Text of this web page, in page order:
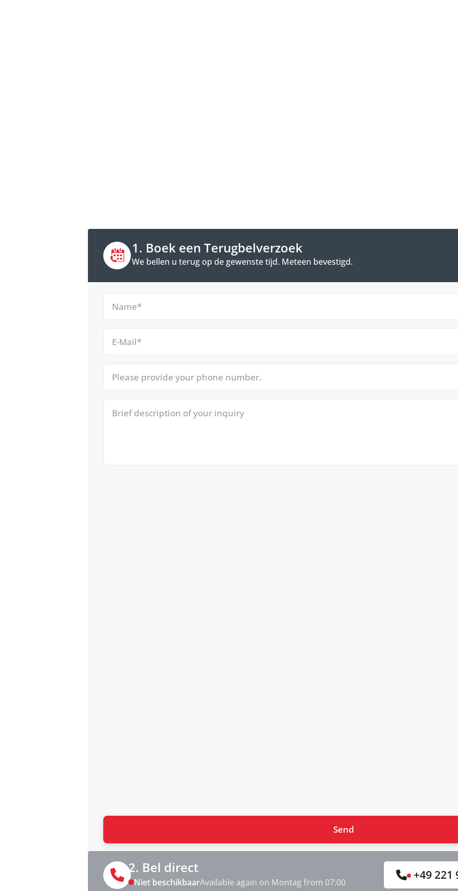
2. Bel direct
Niet beschikbaarAvailable again on Montag from 07:00
+49 221
1. Boek een Terugbelverzoek
We bellen u terug op de gewenste tijd. Meteen bevestigd.